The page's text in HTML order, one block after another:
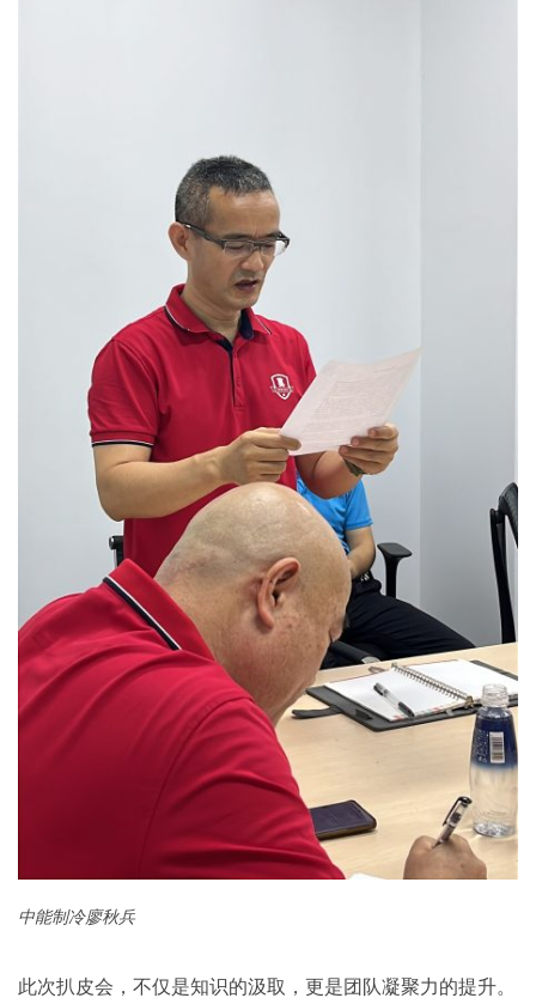
中能制冷廖秋兵
此次扒皮会，不仅是知识的汲取，更是团队凝聚力的提升。